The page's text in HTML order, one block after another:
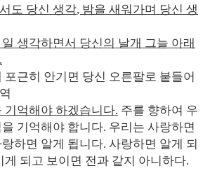
도 당신 생각, 밤을 새워가며 당신 생
생각하면서 당신의 날개 그늘 아래
.
포근히 안기면 당신 오른팔로 붙들어
기억해야 하겠습니다. 주를 향하여 우
기억해야 합니다. 우리는 사랑하면
하면 알게 됩니다. 사랑하면 알게 되
게 되고 보이면 전과 같지 아니하다.